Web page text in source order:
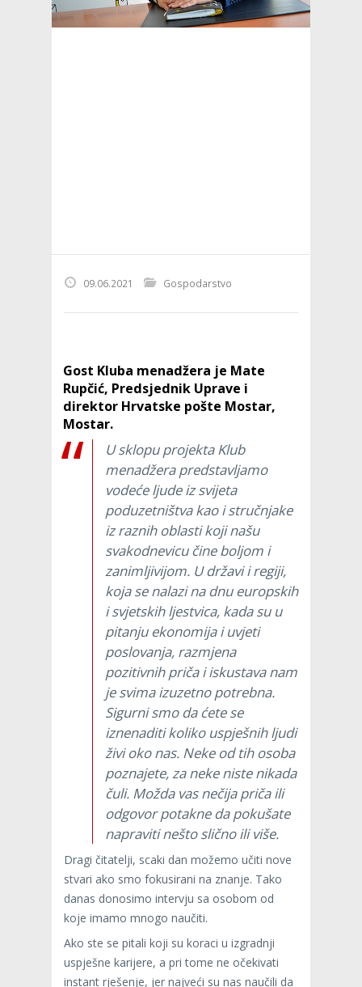
09.06.2021 Gospodarstvo
Gost Kluba menadžera je Mate
Rupčić, Predsjednik Uprave i
direktor Hrvatske pošte Mostar,
Mostar.
U sklopu projekta Klub
menadžera predstavljamo
vodeće ljude iz svijeta
poduzetništva kao i stručnjake
iz raznih oblasti koji našu
svakodnevicu čine boljom i
zanimljivijom. U državi i regiji,
koja se nalazi na dnu europskih
i svjetskih ljestvica, kada su u
pitanju ekonomija i uvjeti
poslovanja, razmjena
pozitivnih priča i iskustava nam
je svima izuzetno potrebna.
Sigurni smo da ćete se
iznenaditi koliko uspješnih ljudi
živi oko nas. Neke od tih osoba
poznajete, za neke niste nikada
čuli. Možda vas nečija priča ili
odgovor potakne da pokušate
napraviti nešto slično ili više.
Dragi čitatelji, scaki dan možemo učiti nove
stvari ako smo fokusirani na znanje. Tako
danas donosimo intervju sa osobom od
koje imamo mnogo naučiti.
Ako ste se pitali koji su koraci u izgradnji
uspješne karijere, a pri tome ne očekivati
instant rješenje, jer najveći su nas naučili da